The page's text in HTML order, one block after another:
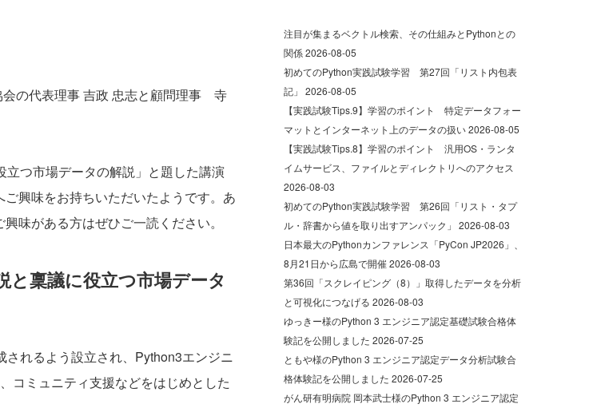
会の代表理事 吉政 忠志と顧問理事 寺
つ市場データの解説」と題した講演
興味をお持ちいただいたようです。あ
味がある方はぜひご一読ください。
稟議に役立つ市場データ
されるよう設立され、Python3エンジニ
コミュニティ支援などをはじめとした
注目が集まるベクトル検索、その仕組みとPythonとの
関係2026-08-05
初めてのPython実践試験学習 第27回「リスト内包表
記」 2026-08-05
【実践試験Tips.9】学習のポイント 特定データフォー
マットとインターネット上のデータの扱い2026-08-05
【実践試験Tips.8】学習のポイント 汎用OS・ランタ
イムサービス、ファイルとディレクトリへのアクセス
2026-08-03
初めてのPython実践試験学習 第26回「リスト・タプ
ル・辞書から値を取り出すアンパック」 2026-08-03
日本最大のPythonカンファレンス「PyCon JP2026」、
8月21日から広島で開催2026-08-03
第36回「スクレイピング（8）」取得したデータを分析
と可視化につなげる 2026-08-03
ゆっきー様のPython 3 エンジニア認定基礎試験合格体
験記を公開しました 2026-07-25
ともや様のPython 3 エンジニア認定データ分析試験合
格体験記を公開しました 2026-07-25
がん研有明病院 岡本武士様のPython 3 エンジニア認定